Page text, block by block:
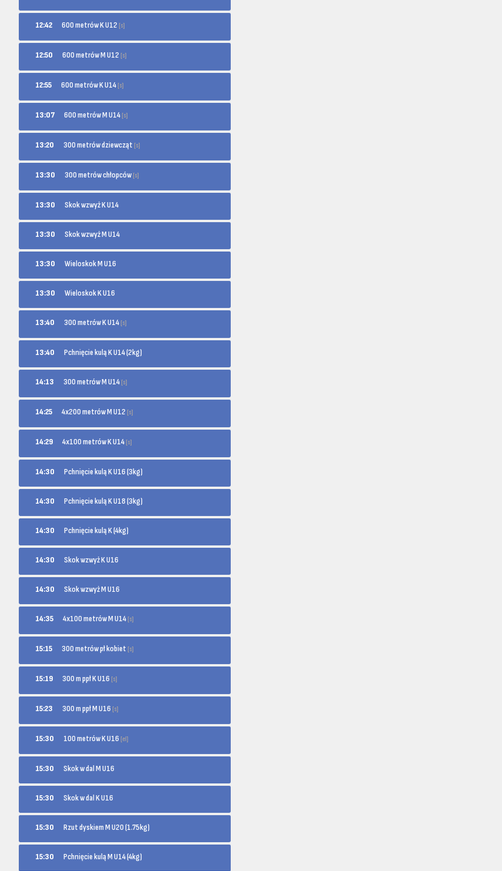
12:42 600 metrów K U12 [s]
12:50 600 metrów M U12 [s]
12:55 600 metrów K U14 [s]
13:07 600 metrów M U14 [s]
13:20 300 metrów dziewcząt [s]
13:30 300 metrów chłopców [s]
13:30 Skok wzwyż K U14
13:30 Skok wzwyż M U14
13:30 Wieloskok M U16
13:30 Wieloskok K U16
13:40 300 metrów K U14 [s]
13:40 Pchnięcie kulą K U14 (2kg)
14:13 300 metrów M U14 [s]
14:25 4x200 metrów M U12 [s]
14:29 4x100 metrów K U14 [s]
14:30 Pchnięcie kulą K U16 (3kg)
14:30 Pchnięcie kulą K U18 (3kg)
14:30 Pchnięcie kulą K (4kg)
14:30 Skok wzwyż K U16
14:30 Skok wzwyż M U16
14:35 4x100 metrów M U14 [s]
15:15 300 metrów pł kobiet [s]
15:19 300 m ppł K U16 [s]
15:23 300 m ppł M U16 [s]
15:30 100 metrów K U16 [el]
15:30 Skok w dal M U16
15:30 Skok w dal K U16
15:30 Rzut dyskiem M U20 (1.75kg)
15:30 Pchnięcie kulą M U14 (4kg)